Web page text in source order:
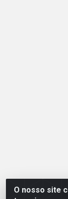
O nosso site
Linhavix